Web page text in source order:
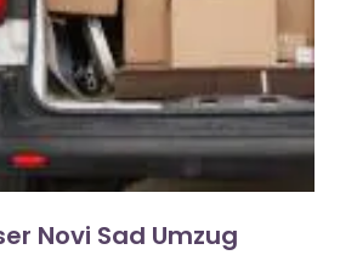
Novi Sad Umzug